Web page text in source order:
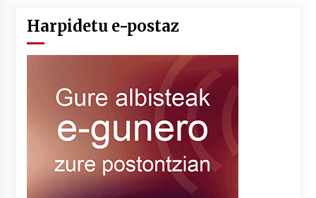
Harpidetu e-postaz